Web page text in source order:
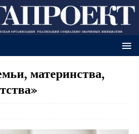
материнства,